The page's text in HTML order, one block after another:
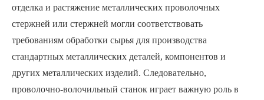
отделка и растяжение металлических проволочных
стержней или стержней могли соответствовать
требованиям обработки сырья для производства
стандартных металлических деталей, компонентов и
других металлических изделий. Следовательно,
проволочно-волочильный станок играет важную роль в